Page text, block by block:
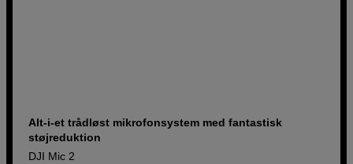
Alt-i-et trådløst mikrofonsystem med fantastisk
støjreduktion
DJI Mic 2